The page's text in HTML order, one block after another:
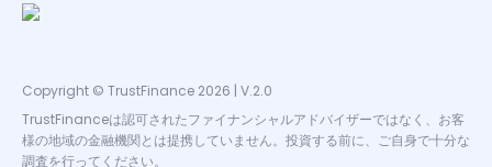
Copyright © TrustFinance 2026 | V.2.0
TrustFinanceは認可されたファイナンシャルアドバイザーではなく、お客
様の地域の金融機関とは提携していません。投資する前に、ご自身で十分な
調査を行ってください。